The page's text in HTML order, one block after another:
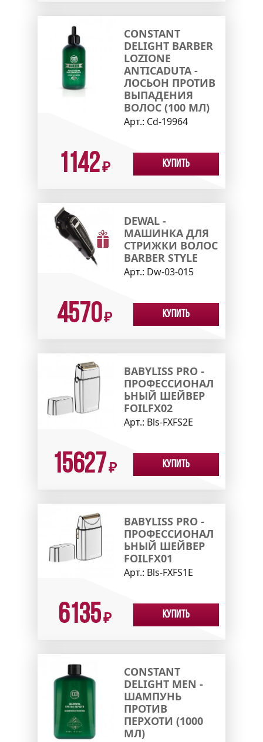
CONSTANT
DELIGHT BARBER
LOZIONE
ANTICADUTA -
ЛОСЬОН ПРОТИВ
ВЫПАДЕНИЯ
ВОЛОС (100 МЛ)
Арт.: Cd-19964
1142₽ Купить
DEWAL -
МАШИНКА ДЛЯ
СТРИЖКИ ВОЛОС
BARBER STYLE
Арт.: Dw-03-015
4570₽ Купить
BABYLISS PRO -
ПРОФЕССИОНАЛ
ЬНЫЙ ШЕЙВЕР
FOILFX02
Арт.: Bls-FXFS2E
15627₽ Купить
BABYLISS PRO -
ПРОФЕССИОНАЛ
ЬНЫЙ ШЕЙВЕР
FOILFX01
Арт.: Bls-FXFS1E
6135₽ Купить
CONSTANT
DELIGHT MEN -
ШАМПУНЬ
ПРОТИВ
ПЕРХОТИ (1000
МЛ)